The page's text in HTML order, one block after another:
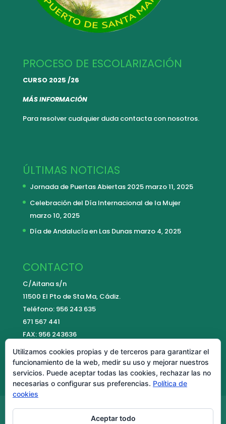
PROCESO DE ESCOLARIZACIÓN
CURSO 2025 /26
MÁS INFORMACIÓN
Para resolver cualquier dudacontacta con nosotros.
ÚLTIMAS NOTICIAS
Jornada de Puertas Abiertas 2025 marzo 11, 2025
Celebración del Día Internacional de la Mujer
marzo 10, 2025
Día de Andalucía en Las Dunas marzo 4, 2025
CONTACTO
C/Aitana s/n
11500 El Pto de Sta Ma, Cádiz.
Teléfono: 956 243 635
671 567 441
FAX: 956 243636
E-mail:
contacto@colegiolasdunas.es
Aviso Legal Política de cookies
Utilizamos cookies propias y de terceros para garantizar el
funcionamiento de la web, medir su uso y mejorar nuestros
servicios. Puede aceptar todas las cookies, rechazar las no
necesarias o configurar sus preferencias. Política de
cookies
Aceptar todo